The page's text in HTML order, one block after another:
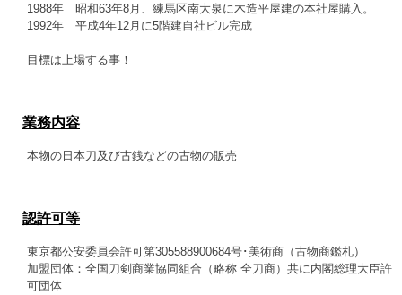
1988年 昭和63年8月、練馬区南大泉に木造平屋建の本社屋購入。
1992年 平成4年12月に5階建自社ビル完成
目標は上場する事！
業務内容
本物の日本刀及び古銭などの古物の販売
認許可等
東京都公安委員会許可第305588900684号･美術商（古物商鑑札）
加盟団体：全国刀剣商業協同組合（略称 全刀商）共に内閣総理大臣許
可団体